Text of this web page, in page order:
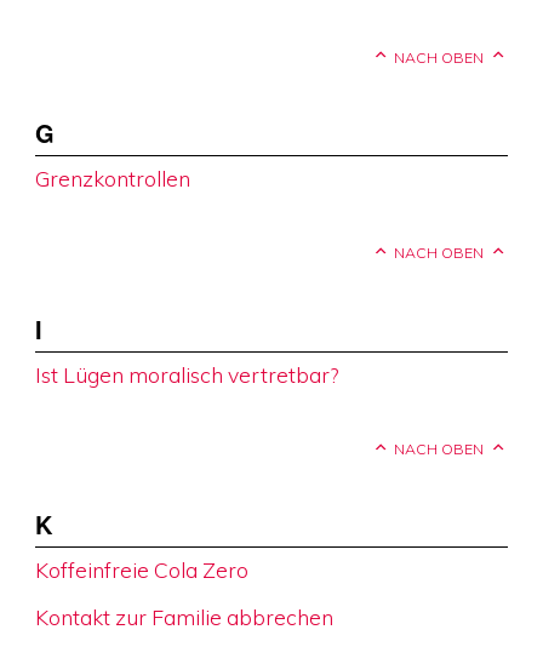
NACH OBEN
G
Grenzkontrollen
NACH OBEN
I
Ist Lügen moralisch vertretbar?
NACH OBEN
K
Koffeinfreie Cola Zero
Kontakt zur Familie abbrechen